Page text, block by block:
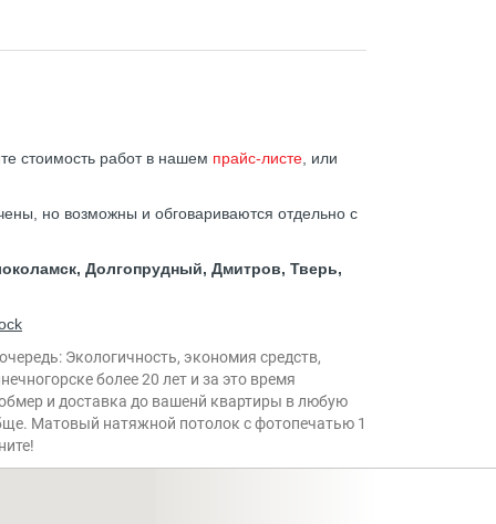
стоимость работ в нашем прайс-листе , или
но возможны и обговариваются отдельно с
Долгопрудный, Дмитров, Тверь,
Экологичность, экономия средств,
более 20 лет и за это время
и доставка до вашенй квартиры в любую
Матовый натяжной потолок с фотопечатью 1